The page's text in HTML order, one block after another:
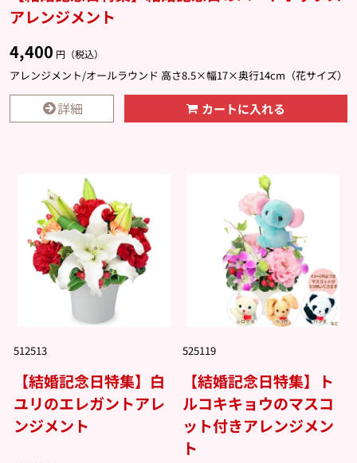
アレンジメント
4,400 円（税込）
アレンジメント/オールラウンド 高さ8.5×幅17×奥行14cm（花サイズ）
詳細 カートに入れる
512513
【結婚記念日特集】白
ユリのエレガントアレ
ンジメント
525119
【結婚記念日特集】ト
ルコキキョウのマスコ
ット付きアレンジメン
ト